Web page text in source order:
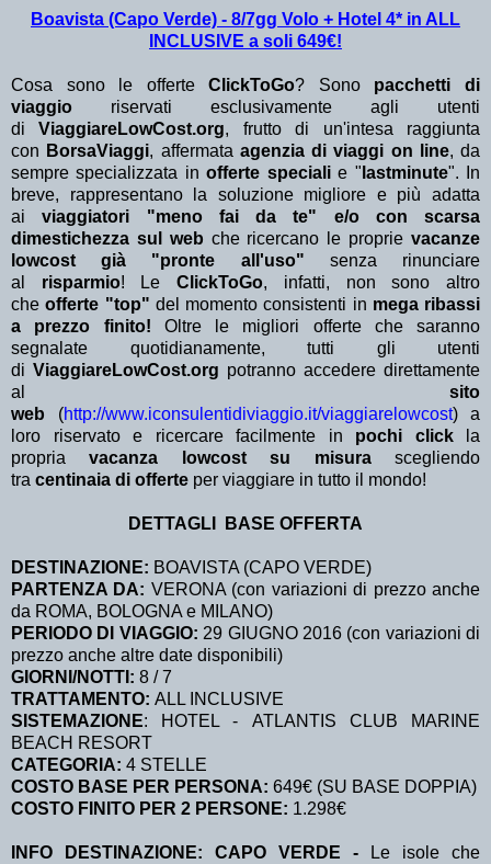
Boavista (Capo Verde) - 8/7gg Volo + Hotel 4* in ALL
INCLUSIVE a soli 649€!
Cosa sono le offerteClickToGo? Sono pacchetti di
viaggio riservati esclusivamente agli utenti
diViaggiareLowCost.org, frutto di un'intesa raggiunta
con BorsaViaggi, affermata agenzia di viaggi on line, da
sempre specializzata in offerte specialie " lastminute". In
breve, rappresentano la soluzione migliore e più adatta
aiviaggiatori "meno fai da te" e/o con scarsa
dimestichezza sul web che ricercano le proprievacanze
lowcost già "pronte all'uso" senza rinunciare
al risparmio! LeClickToGo, infatti, non sono altro
cheofferte "top" del momento consistenti in mega ribassi
a prezzo finito! Oltre le migliori offerte che saranno
segnalate quotidianamente, tutti gli utenti
di ViaggiareLowCost.org potranno accedere direttamente
al sito
web (http://www.iconsulentidiviaggio.it/viaggiarelowcost) a
loro riservato e ricercare facilmente in pochi clickla
propriavacanza lowcost su misurascegliendo
tra centinaia di offerte per viaggiare in tutto il mondo!
DETTAGLI BASE OFFERTA
DESTINAZIONE: BOAVISTA (CAPO VERDE)
PARTENZA DA: VERONA (con variazioni di prezzo anche
da ROMA, BOLOGNA e MILANO)
PERIODO DI VIAGGIO: 29 GIUGNO 2016 (con variazioni di
prezzo anche altre date disponibili)
GIORNI/NOTTI: 8 / 7
TRATTAMENTO: ALL INCLUSIVE
SISTEMAZIONE: HOTEL - ATLANTIS CLUB MARINE
BEACH RESORT
CATEGORIA: 4 STELLE
COSTO BASE PER PERSONA: 649€ (SU BASE DOPPIA)
COSTO FINITO PER 2 PERSONE: 1.298€
INFO DESTINAZIONE: CAPO VERDE -
Le isole che